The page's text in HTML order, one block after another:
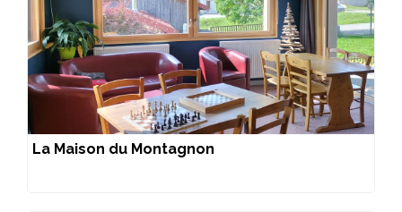
La Maison du Montagnon